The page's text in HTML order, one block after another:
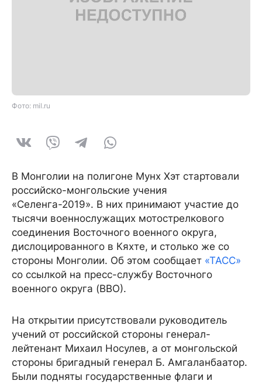
Фото: mil.ru
В Монголии на полигоне Мунх Хэт стартовали
российско-монгольские учения
«Селенга-2019». В них принимают участие до
тысячи военнослужащих мотострелкового
соединения Восточного военного округа,
дислоцированного в Кяхте, и столько же со
стороны Монголии. Об этом сообщает «ТАСС»
со ссылкой на пресс-службу Восточного
военного округа (ВВО).
На открытии присутствовали руководитель
учений от российской стороны генерал-
лейтенант Михаил Носулев, а от монгольской
стороны бригадный генерал Б. Амгаланбаатор.
Были подняты государственные флаги и